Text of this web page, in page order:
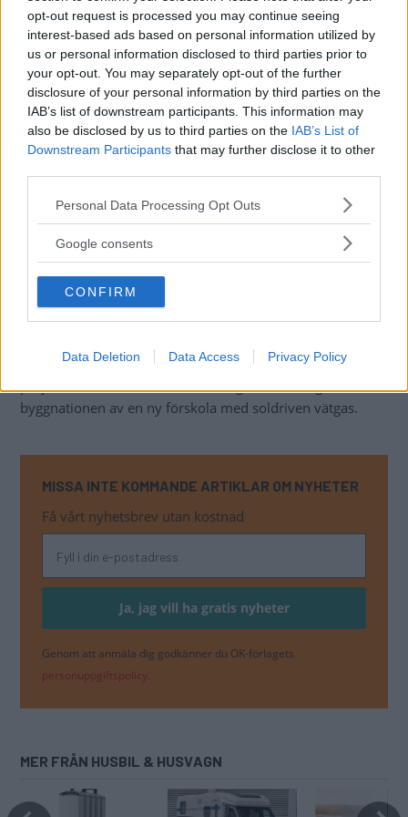
opt-out request is processed you may continue seeing
interest-based ads based on personal information utilized by
us or personal information disclosed to third parties prior to
your opt-out. You may separately opt-out of the further
disclosure of your personal information by third parties on the
IAB’s list of downstream participants. This information may
also be disclosed by us to third parties on the IAB’s List of
Downstream Participants that may further disclose it to other
Please note that this website/app uses one or more Google
not limited to your visit or usage behaviour. You may click to
use your data for below specified purposes in below Google
consent section.
Personal Data Processing Opt Outs
Google consents
CONFIRM
Data Deletion Data Access Privacy Policy
framtidens fossilfria samhälle med högteknologiska off
grid-lösningar för självförsörjande energisystem, minskad
sårbarhet, ökad IT-säkerhet, med en trogen leverantör
som levererar varje dag - solen. Mariestads kommun går
från ord till handling och arbetar intensivt med
omställningen från traditionell tillverkningsindustri till en
hållbar framtid med nya arbetstillfällen.
– Att en förhållandevis liten kommun som Mariestad har
lyckats etablera världens första anläggning för soldriven
vätgasproduktion beror på en kombination av visionärt
kommunalt ledarskap, politisk enighet, mod,
handlingskraft med en tydlig målsättning att skapa nya
arbetstillfällen , berättar utvecklingsstrateg Susanné
Wallner.
om cirka en vecka, pågår flera spännande satsningar och
projekt inom ramen för ElectriVillage. Nästa steg är
byggnationen av en ny förskola med soldriven vätgas.
MISSA INTE KOMMANDE ARTIKLAR OM NYHETER
Få vårt nyhetsbrev utan kostnad
Genom att anmäla dig godkänner du OK-förlagets
personuppgiftspolicy.
MER FRÅN HUSBIL & HUSVAGN